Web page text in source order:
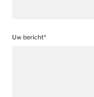
Uw bericht*